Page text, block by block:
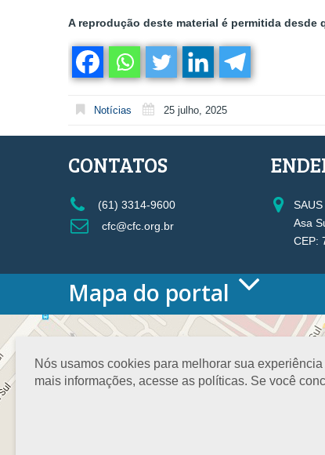
A reprodução deste material é permitida desde
Notícias 25 julho, 2025
Nós usamos cookies para melhorar sua
mais informações, acesse as políticas. Se você
CONTATOS
(61) 3314-9600
cfc@cfc.org.br
Asa
CEP:
Mapa do portal
HOME
O CONSELHO
Conselho Diretor
Nossa Sede
Planejamento